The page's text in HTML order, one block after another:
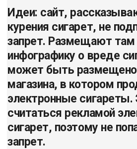
Идеи: сайт,
курения сигарет, не
запрет. Размещают там
инфографику о вреде
может быть размещено
магазина, в котором
электронные сигареты.
считаться рекламой
сигарет, поэтому не
запрет.